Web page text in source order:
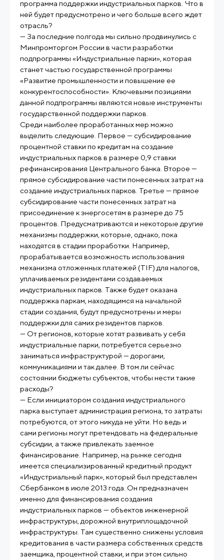
программа поддержки индустриальных парков. Что в
ней будет предусмотрено и чего больше всего ждет
отрасль?
— За последние полгода мы сильно продвинулись с
Минпромторгом России в части разработки
подпрограммы «Индустриальные парки», которая
станет частью государственной программы
«Развитие промышленности и повышение ее
конкурентоспособности». Ключевыми позициями
данной подпрограммы являются новые инструменты
государственной поддержки парков.
Среди наиболее проработанных мер можно
выделить следующие. Первое — субсидирование
процентной ставки по кредитам на создание
индустриальных парков в размере 0,9 ставки
рефинансирования Центрального банка. Второе —
прямое субсидирование части понесенных затрат на
создание индустриальных парков. Третье — прямое
субсидирование части понесенных затрат на
присоединение к энергосетям в размере до 75
процентов. Предусматриваются и некоторые другие
механизмы поддержки, которые, однако, пока
находятся в стадии проработки. Например,
прорабатывается возможность использования
механизма отложенных платежей (TIF) для налогов,
уплачиваемых резидентами создаваемых
индустриальных парков. Также будет оказана
поддержка паркам, находящимся на начальной
стадии создания, будут предусмотрены и меры
поддержки для самих резидентов парков.
— От регионов, которые хотят развивать у себя
индустриальные парки, потребуется серьезно
заниматься инфраструктурой — дорогами,
коммуникациями и так далее. В том ли сейчас
состоянии бюджеты субъектов, чтобы нести такие
расходы?
— Если инициатором создания индустриального
парка выступает администрация региона, то затраты
потребуются, от этого никуда не уйти. Но ведь и
сами регионы могут претендовать на федеральные
субсидии, а также привлекать заемное
финансирование. Например, на рынке сегодня
имеется специализированный кредитный продукт
«Индустриальный парк», который был представлен
Сбербанком в июле 2013 года. Он предназначен
именно для финансирования создания
индустриальных парков — объектов инженерной
инфраструктуры, дорожной внутриплощадочной
инфраструктуры. Там существенно снижены условия
кредитования в части размера собственных средств
заемщика, процентной ставки, и при этом сильно